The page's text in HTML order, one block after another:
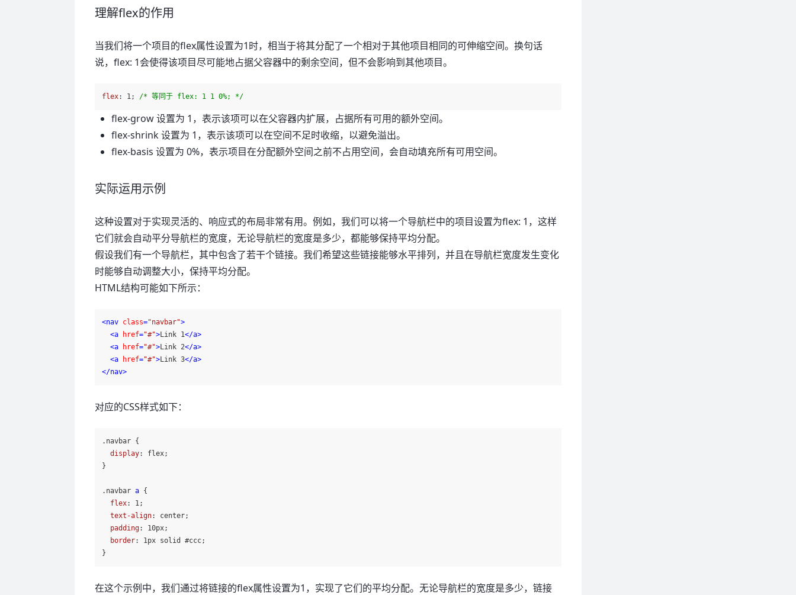
理解flex的作用
当我们将一个项目的flex属性设置为1时，相当于将其分配了一个相对于其他项目相同的可伸缩空间。换句话
说，flex: 1会使得该项目尽可能地占据父容器中的剩余空间，但不会影响到其他项目。
flex: 1 ; /* 等同于 flex: 1 1 0%; */
flex-grow 设置为 1，表示该项可以在父容器内扩展，占据所有可用的额外空间。
flex-shrink 设置为 1，表示该项可以在空间不足时收缩，以避免溢出。
flex-basis 设置为 0%，表示项目在分配额外空间之前不占用空间，会自动填充所有可用空间。
实际运用示例
这种设置对于实现灵活的、响应式的布局非常有用。例如，我们可以将一个导航栏中的项目设置为flex: 1，这样
它们就会自动平分导航栏的宽度，无论导航栏的宽度是多少，都能够保持平均分配。
假设我们有一个导航栏，其中包含了若干个链接。我们希望这些链接能够水平排列，并且在导航栏宽度发生变化
时能够自动调整大小，保持平均分配。
HTML结构可能如下所示：
<nav class="navbar">
<a href="#">Link 1</a>
<a href="#">Link 2</a>
<a href="#">Link 3</a>
</nav>
对应的CSS样式如下：
.navbar {
display: flex;
}
.navbar a {
flex: 1 ;
text-align: center;
padding: 10px;
border: 1px solid #ccc;
在这个示例中，我们通过将链接的flex属性设置为1，实现了它们的平均分配。无论导航栏的宽度是多少，链接